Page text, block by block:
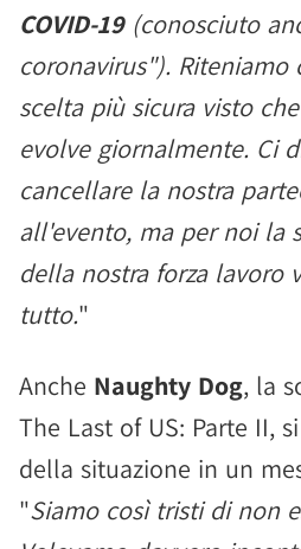
COVID-19(conosciuto
coronavirus"). Riteniamo
scelta più sicura visto
evolve giornalmente. Ci
cancellare la nostra
all'evento, ma per noi la
della nostra forza lavoro
tutto."
Anche Naughty Dog, la
The Last of US: Parte II,
della situazione in un
"Siamo così tristi di non